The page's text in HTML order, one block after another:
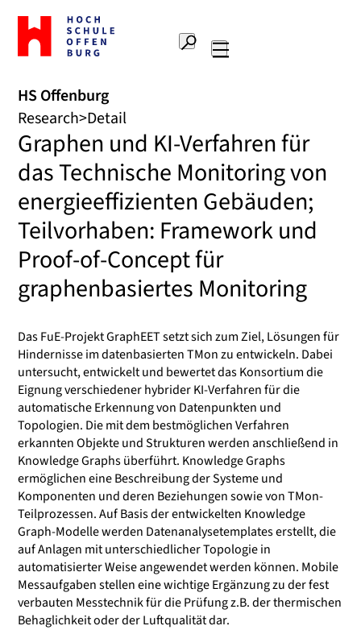
To
the
home
Offenburg
University
of
Applied
Sciences
Search
HS Offenburg
Research Detail
Graphen und KI-Verfahren für
das Technische Monitoring von
energieeffizienten Gebäuden;
Teilvorhaben: Framework und
Proof-of-Concept für
graphenbasiertes Monitoring
Das FuE-Projekt GraphEET setzt sich zum Ziel, Lösungen für
Hindernisse im datenbasierten TMon zu entwickeln. Dabei
untersucht, entwickelt und bewertet das Konsortium die
Eignung verschiedener hybrider KI-Verfahren für die
automatische Erkennung von Datenpunkten und
Topologien. Die mit dem bestmöglichen Verfahren
erkannten Objekte und Strukturen werden anschließend in
Knowledge Graphs überführt. Knowledge Graphs
ermöglichen eine Beschreibung der Systeme und
Komponenten und deren Beziehungen sowie von TMon-
Teilprozessen. Auf Basis der entwickelten Knowledge
Graph-Modelle werden Datenanalysetemplates erstellt, die
auf Anlagen mit unterschiedlicher Topologie in
automatisierter Weise angewendet werden können. Mobile
Messaufgaben stellen eine wichtige Ergänzung zu der fest
verbauten Messtechnik für die Prüfung z.B. der thermischen
Behaglichkeit oder der Luftqualität dar.